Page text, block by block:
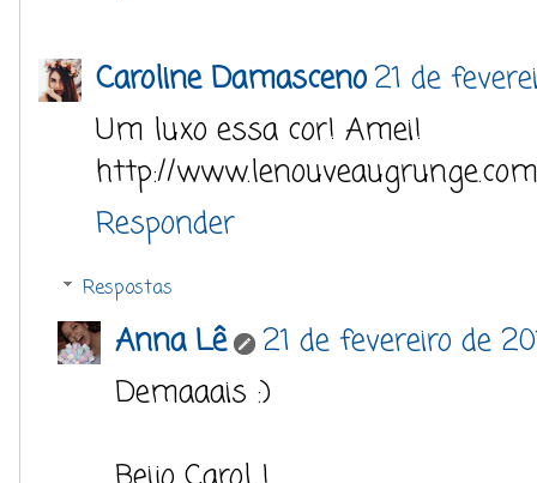
Caroline Damasceno21 de
Um luxo essa cor! Amei!
http://
Responder
Respostas
Anna Lê
21 de fevereiro de
Demaaais :)